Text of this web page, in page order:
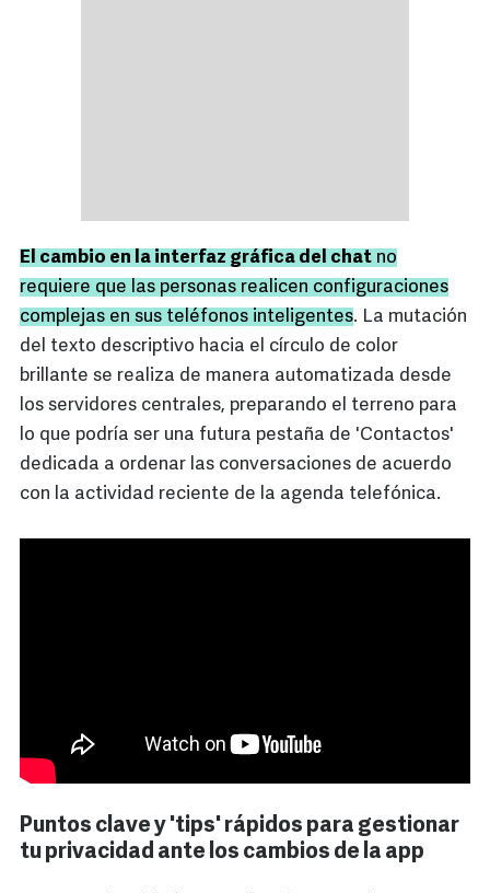
El cambio en la interfaz gráfica del chat no
requiere que las personas realicen configuraciones
complejas en sus teléfonos inteligentes. La mutación
del texto descriptivo hacia el círculo de color
brillante se realiza de manera automatizada desde
los servidores centrales, preparando el terreno para
lo que podría ser una futura pestaña de 'Contactos'
dedicada a ordenar las conversaciones de acuerdo
con la actividad reciente de la agenda telefónica.
Puntos clave y 'tips' rápidos para gestionar
tu privacidad ante los cambios de la app